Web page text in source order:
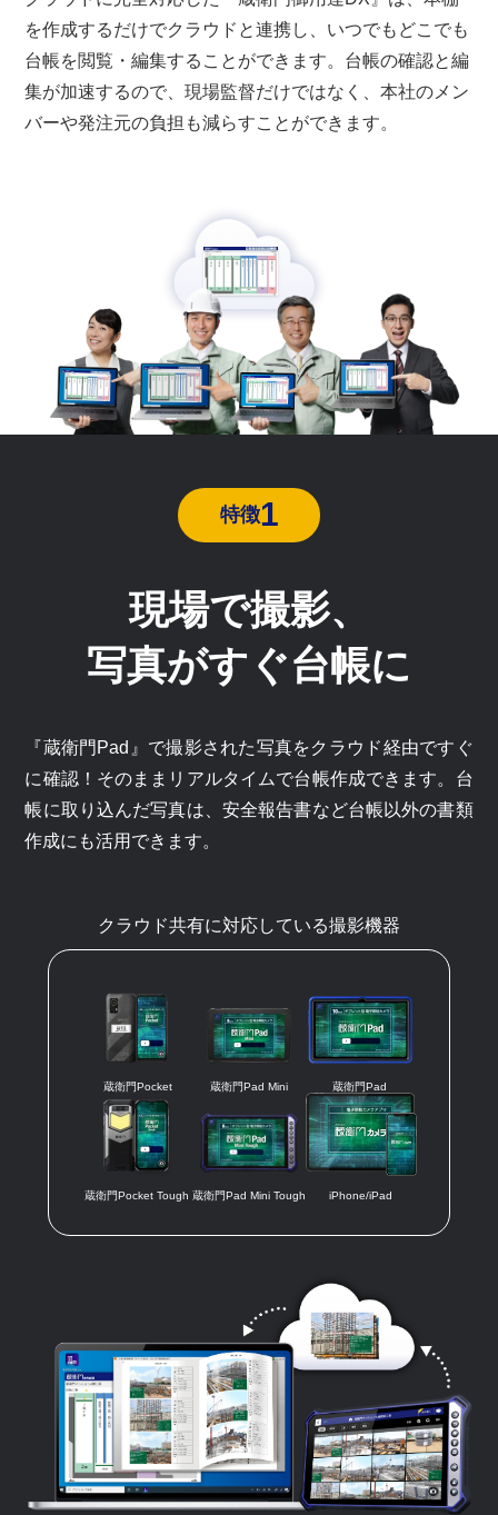
を作成するだけでクラウドと連携し、いつでもどこでも
台帳を閲覧・編集することができます。台帳の確認と編
集が加速するので、現場監督だけではなく、本社のメン
バーや発注元の負担も減らすことができます。
特徴1
現場で撮影、
写真がすぐ台帳に
『蔵衛門Pad』で撮影された写真をクラウド経由ですぐ
に確認！そのままリアルタイムで台帳作成できます。台
帳に取り込んだ写真は、安全報告書など台帳以外の書類
作成にも活用できます。
クラウド共有に対応している撮影機器
蔵衛門Pocket 蔵衛門Pad Mini 蔵衛門Pad
蔵衛門Pocket Tough 蔵衛門Pad Mini Tough iPhone/iPad